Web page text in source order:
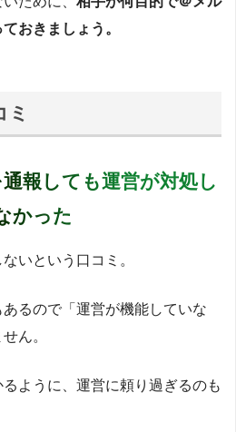
おきましょう。
ミ
報しても運営が対処し
かった
いという口コミ。
るので「運営が機能していな
ん。
ように、運営に頼り過ぎるのも